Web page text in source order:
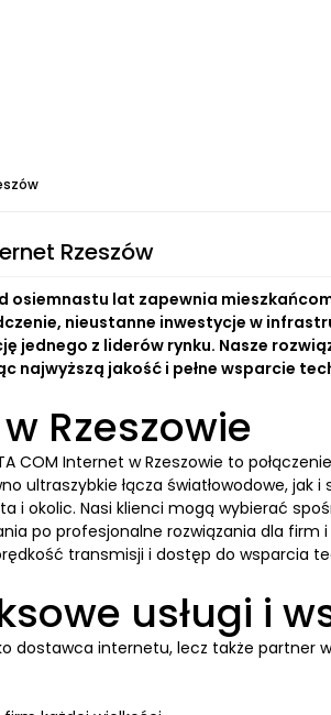
Rzeszów
osiemnastu lat zapewnia
nieustanne inwestycje w
jednego z liderów rynku. Nasze
najwyższą jakość i pełne wsparcie
Rzeszowie
COM Internet w Rzeszowie to
ultraszybkie łącza światłowodowe, jak
i okolic. Nasi klienci mogą wybierać
po profesjonalne rozwiązania dla
transmisji i dostęp do wsparcia
usługi i
dostawca internetu, lecz także